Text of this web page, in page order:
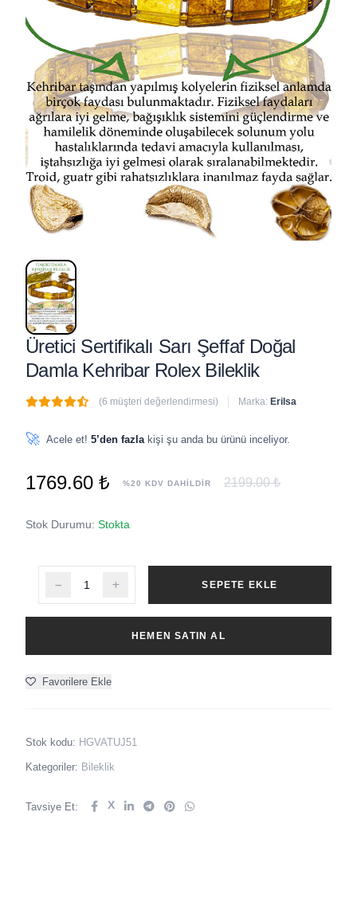
Üretici Sertifikalı Sarı Şeffaf Doğal
Damla Kehribar Rolex Bileklik
(6 müşteri değerlendirmesi) Marka: Erilsa
🚀 Acele et! 5’den fazla kişi şu anda bu ürünü inceliyor.
1769.60 ₺ %20 KDV DAHİLDİR 2199.00 ₺
Stok Durumu: Stokta
SEPETE EKLE
HEMEN SATIN AL
Favorilere Ekle
Stok kodu: HGVATUJ51
Kategoriler: Bileklik
Tavsiye Et: X